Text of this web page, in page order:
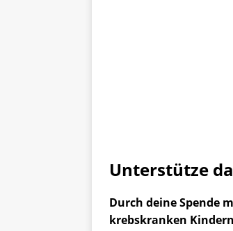
Unterstütze
Durch deine Spende
krebskranken